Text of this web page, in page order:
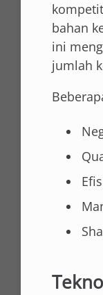
bahan
ini
jumlah